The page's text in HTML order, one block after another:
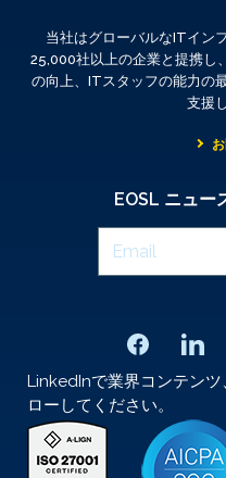
当社はグローバルなITイン
25,000社以上の企業と提携し
の向上、ITスタッフの能力の
支援
EOSL ニュー
LinkedInで業界コンテン
ローしてください。